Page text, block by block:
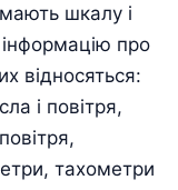
шкалу і
інформацію про
відносяться:
і повітря,
тахометри